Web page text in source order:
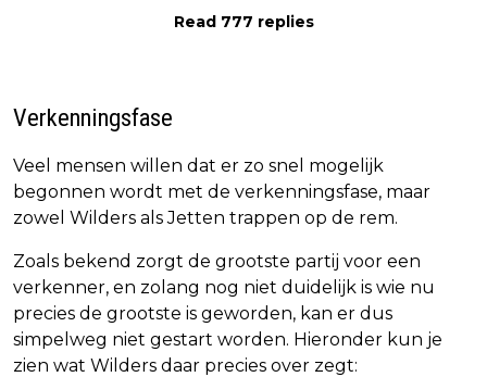
Read 777 replies
Verkenningsfase
Veel mensen willen dat er zo snel mogelijk
begonnen wordt met de verkenningsfase, maar
zowel Wilders als Jetten trappen op de rem.
Zoals bekend zorgt de grootste partij voor een
verkenner, en zolang nog niet duidelijk is wie nu
precies de grootste is geworden, kan er dus
simpelweg niet gestart worden. Hieronder kun je
zien wat Wilders daar precies over zegt: